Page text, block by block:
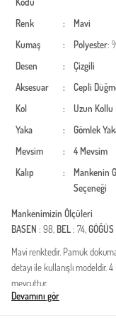
Kodu
Renk :
Mavi
Kumaş
: Polyester:
Desen
:
Çizgili
Aksesuar
: Cepli
Kol
:
Uzun Kollu
Yaka
:
Gömlek
Mevsim
:
4 Mevsim
Kalıp
: Mankenin
Seçeneği
Mankenimizin Ölçüleri
BASEN : 98, BEL: 74,GÖĞÜS
Mavi renktedir. Pamuk
detayı ile kullanışlı modeldir.
mevcuttur.
Modern ve muhafazakar giyim
Devamını gör